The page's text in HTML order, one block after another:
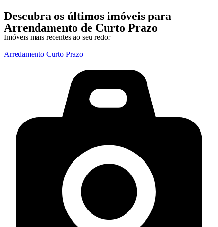
Descubra os últimos imóveis para
Arrendamento de Curto Prazo
Imóveis mais recentes ao seu redor
Arredamento Curto Prazo